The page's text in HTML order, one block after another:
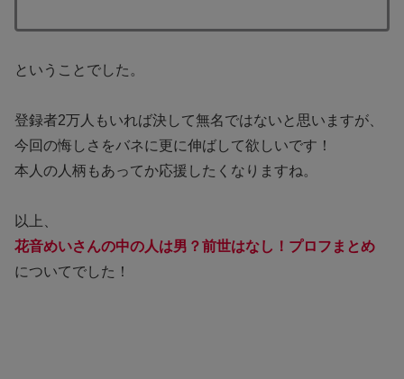
ということでした。
登録者2万人もいれば決して無名ではないと思いますが、
今回の悔しさをバネに更に伸ばして欲しいです！
本人の人柄もあってか応援したくなりますね。
以上、
花音めいさんの中の人は男？前世はなし！プロフまとめ
についてでした！